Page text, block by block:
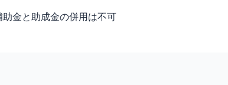
金と助成金の併用は不可